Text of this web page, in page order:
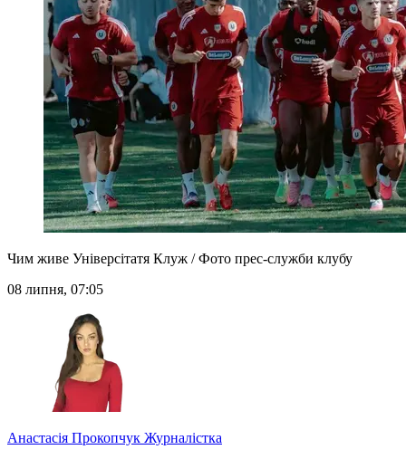
Чим живе Універсітатя Клуж / Фото прес-служби клубу
08 липня, 07:05
Анастасія Прокопчук Журналістка